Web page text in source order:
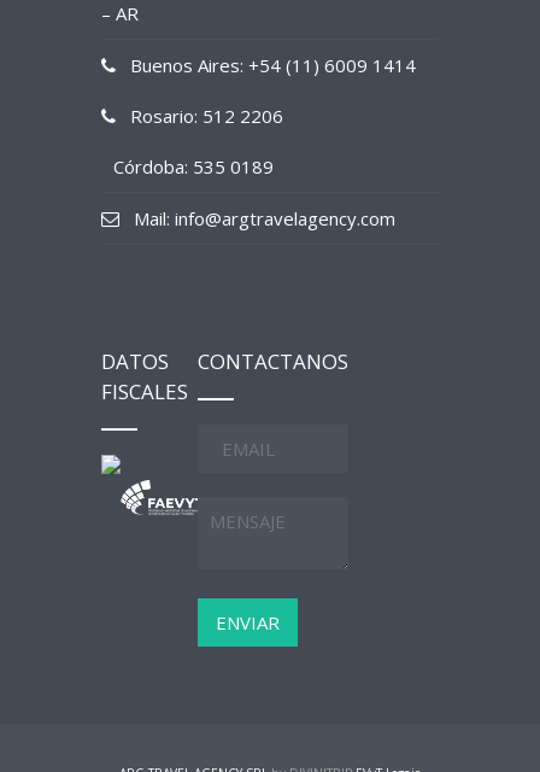
– AR
Buenos Aires: +54 (11) 6009 1414
Rosario: 512 2206
Córdoba: 535 0189
Mail: info@argtravelagency.com
DATOS
FISCALES
CONTACTANOS